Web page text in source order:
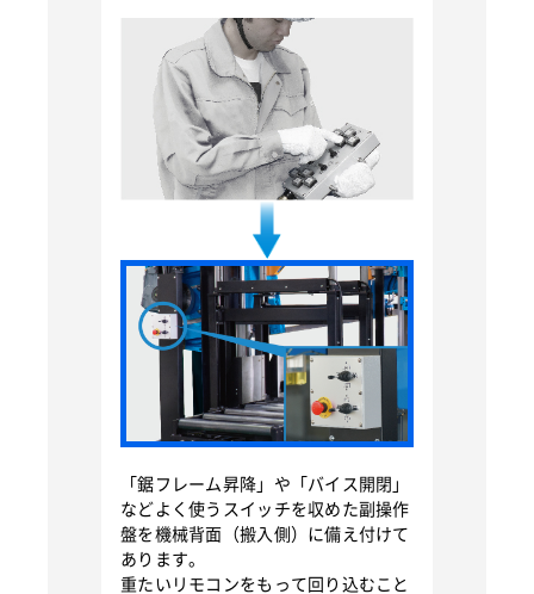
「鋸フレーム昇降」や「バイス開閉」
などよく使うスイッチを収めた副操作
盤を機械背面（搬入側）に備え付けて
あります。
重たいリモコンをもって回り込むこと